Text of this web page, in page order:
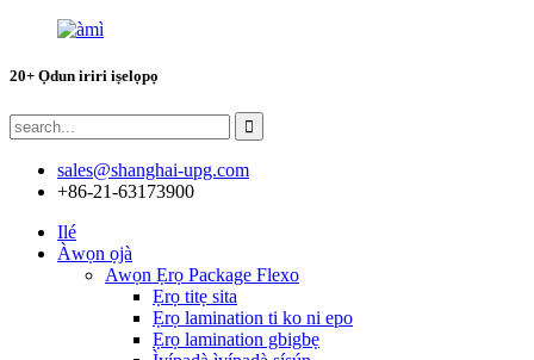
20+ Ọdun iriri iṣelọpọ
sales@shanghai-upg.com
+86-21-63173900
Ilé
Àwọn ọjà
Awọn Ẹrọ Package Flexo
Ẹrọ titẹ sita
Ẹrọ lamination ti ko ni epo
Ẹrọ lamination gbigbẹ